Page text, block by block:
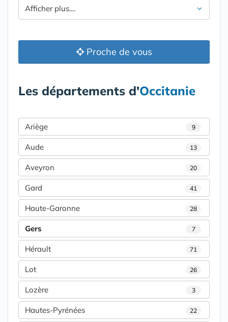
Afficher plus....
Proche de vous
Les départements d'Occitanie
Ariège 9
Aude 13
Aveyron 20
Gard 41
Haute-Garonne 28
Gers 7
Hérault 71
Lot 26
Lozère 3
Hautes-Pyrénées 22